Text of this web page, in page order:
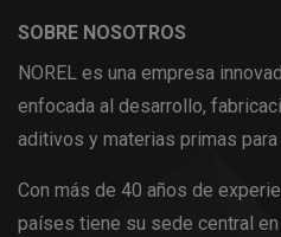
SOBRE NOSOTROS
NOREL es una empresa
enfocada al desarrollo,
aditivos y materias primas para
Con más de 40 años de
países tiene su sede central